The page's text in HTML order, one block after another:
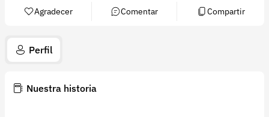
Agradecer Comentar Compartir
Perfil
Nuestra historia
Política de devoluciones
Cuenta